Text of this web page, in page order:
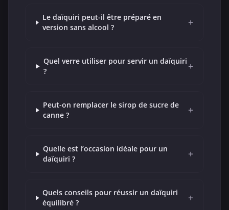
Le daïquiri peut-il être préparé en
version sans alcool ?
+
Quel verre utiliser pour servir un daïquiri
?
+
Peut-on remplacer le sirop de sucre de
canne ?
+
Quelle est l’occasion idéale pour un
daïquiri ?
+
Quels conseils pour réussir un daïquiri
équilibré ?
+